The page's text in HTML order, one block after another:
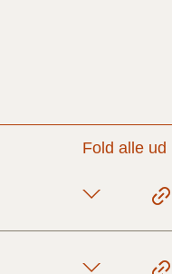
Fold alle ud